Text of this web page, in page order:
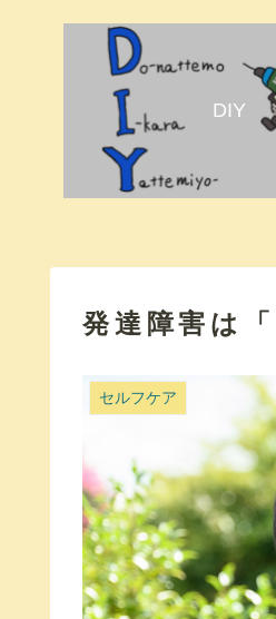
DIY
発達障害は
セルフケア